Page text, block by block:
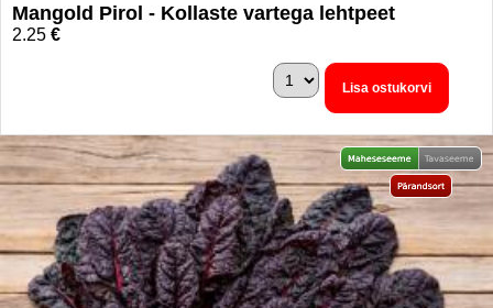
Mangold Pirol - Kollaste vartega lehtpeet
2.25 €
Lisa ostukorvi